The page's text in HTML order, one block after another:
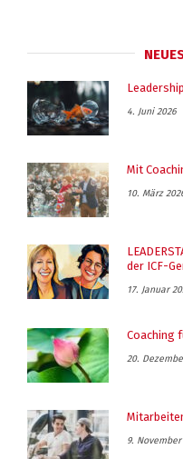
4. Juni 2026
Mit
10. März
der ICF-
17. Januar
Coaching
20.
9. November